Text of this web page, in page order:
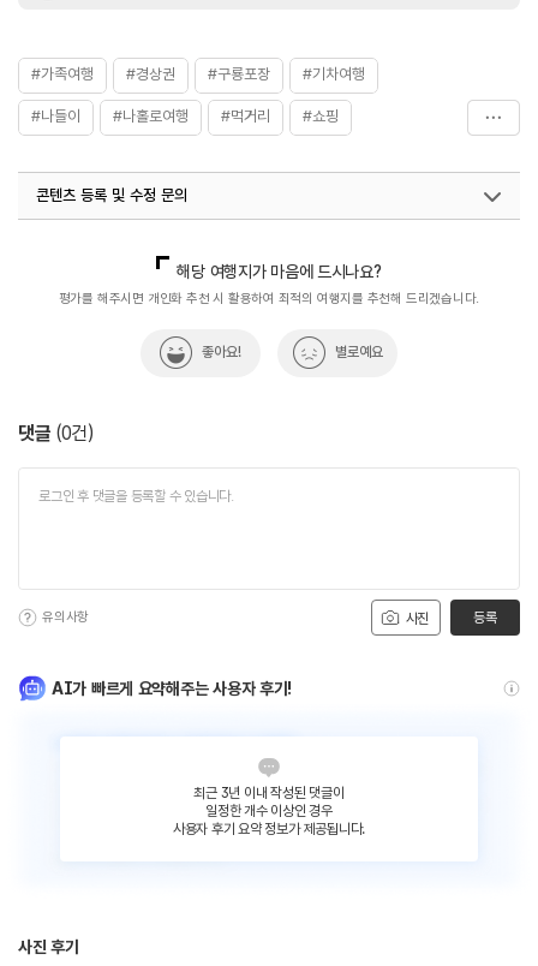
#가족여행 #경상권 #구룡포장 #기차여행
#나들이 #나홀로여행 #먹거리 #쇼핑
#전통시장 #전통시장투어
콘텐츠 등록 및 수정 문의
해당 여행지가 마음에 드시나요?
평가를 해주시면 개인화 추천 시 활용하여 최적의 여행지를 추천해 드리겠습니다.
좋아요! 별로예요
댓글 (0건)
사진
유의사항 등록
AI가 빠르게 요약해주는 사용자 후기!
최근 3년 이내 작성된 댓글이
일정한 개수 이상인 경우
사용자 후기 요약 정보가 제공됩니다.
사진 후기